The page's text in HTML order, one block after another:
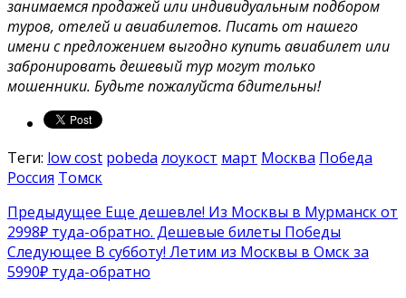
занимаемся продажей или индивидуальным подбором
туров, отелей и авиабилетов. Писать от нашего
имени с предложением выгодно купить авиабилет или
забронировать дешевый тур могут только
мошенники. Будьте пожалуйста бдительны!
Теги: low cost pobeda лоукост март Москва Победа
Россия Томск
Предыдущее Еще дешевле! Из Москвы в Мурманск от
2998₽ туда-обратно. Дешевые билеты Победы
Следующее В субботу! Летим из Москвы в Омск за
5990₽ туда-обратно